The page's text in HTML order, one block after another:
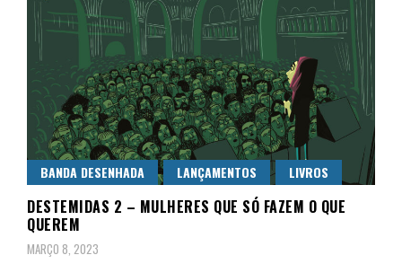
BANDA DESENHADA LANÇAMENTOS LIVROS
DESTEMIDAS 2 – MULHERES QUE SÓ FAZEM O QUE
QUEREM
MARÇO 8, 2023